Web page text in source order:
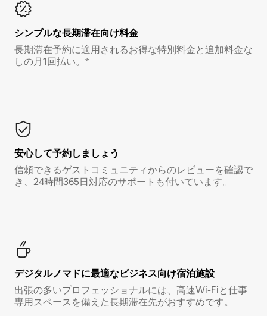
シンプルな長期滞在向け料金
長期滞在予約に適用されるお得な特別料金と追加料金な
しの月1回払い。*
安心して予約しましょう
信頼できるゲストコミュニティからのレビューを確認で
き、24時間365日対応のサポートも付いています。
デジタルノマド⁠に最⁠適⁠なビ⁠ジ⁠ネ⁠ス⁠向⁠け宿⁠泊⁠施⁠設
出張の多いプロフェッショナルには、高速Wi-Fiと仕事
専用スペースを備えた長期滞在先がおすすめです。